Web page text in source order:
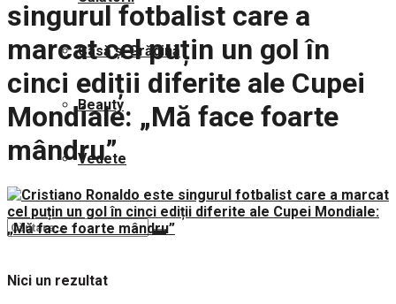
Casă și Grădină
Beauty
Vedete
Nici un rezultat
singurul fotbalist care a
marcat cel puțin un gol în
cinci ediții diferite ale Cupei
Mondiale: „Mă face foarte
mândru”